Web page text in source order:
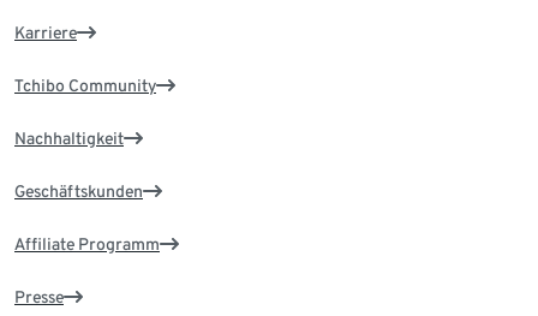
Karriere
Tchibo Community
Nachhaltigkeit
Geschäftskunden
Affiliate Programm
Presse